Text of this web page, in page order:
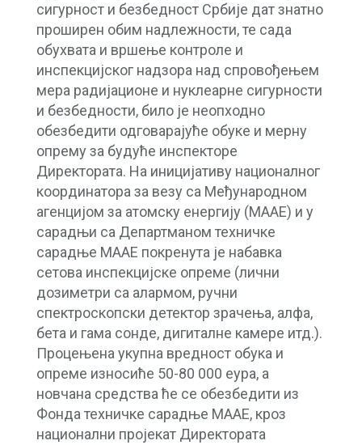
сигурност и безбедност Србије дат знатно
проширен обим надлежности, те сада
обухвата и вршење контроле и
инспекцијског надзора над спровођењем
мера радијационе и нуклеарне сигурности
и безбедности, било је неопходно
обезбедити одговарајуће обуке и мерну
опрему за будуће инспекторе
Директората. На иницијативу националног
координатора за везу са Mеђународном
агенцијом за атомску енергију (МААЕ) и у
сарадњи са Департманом техничке
сарадње МААЕ покренута је набавка
сетова инспекцијске опреме (лични
дозиметри са алармом, ручни
спектроскопски детектор зрачења, алфа,
бета и гама сонде, дигиталне камере итд.).
Процењена укупна вредност обука и
опреме износиће 50-80 000 еура, а
новчана средства ће се обезбедити из
Фонда техничке сарадње МААЕ, кроз
национални пројекат Директората